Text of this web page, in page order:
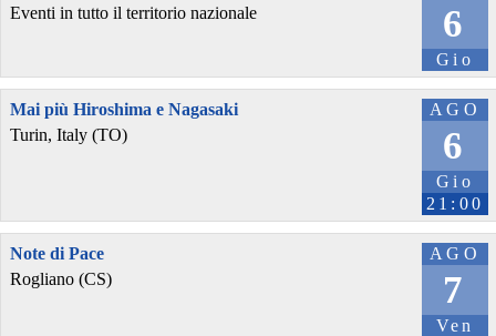
6
Gio
Eventi in tutto il territorio nazionale
AGO
6
Gio
21:00
Mai più Hiroshima e Nagasaki
Turin, Italy (TO)
AGO
7
Ven
Note di Pace
Rogliano (CS)